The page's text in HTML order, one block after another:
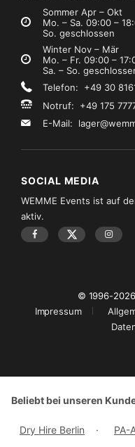
Sommer Apr – Okt
Mo. – Sa. 09:00 –
So. geschlossen
Winter Nov – Mär
Mo. – Fr. 09:00 –
Sa. – So.
Telefon: +49 30
Notruf: +49 175
E-Mail:
SOCIAL MEDIA
WEMME Events ist auf
aktiv.
© 1996-
Impressum
Beliebt bei unseren
Dry Hire Berlin · PA-